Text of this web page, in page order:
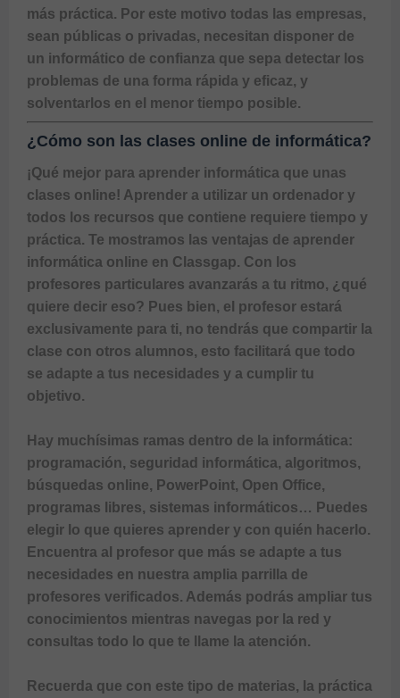
más práctica. Por este motivo todas las empresas,
sean públicas o privadas, necesitan disponer de
un informático de confianza que sepa detectar los
problemas de una forma rápida y eficaz, y
¿Cómo son las clases online de informática?
¡Qué mejor para aprender informática que unas
clases online! Aprender a utilizar un ordenador y
todos los recursos que contiene requiere tiempo y
práctica. Te mostramos las ventajas de aprender
informática online en Classgap. Con los
profesores particulares avanzarás a tu ritmo, ¿qué
quiere decir eso? Pues bien, el profesor estará
exclusivamente para ti, no tendrás que compartir la
clase con otros alumnos, esto facilitará que todo
se adapte a tus necesidades y a cumplir tu
objetivo.
Hay muchísimas ramas dentro de la informática:
programación, seguridad informática, algoritmos,
búsquedas online, PowerPoint, Open Office,
programas libres, sistemas informáticos… Puedes
elegir lo que quieres aprender y con quién hacerlo.
Encuentra al profesor que más se adapte a tus
necesidades en nuestra amplia parrilla de
profesores verificados. Además podrás ampliar tus
conocimientos mientras navegas por la red y
consultas todo lo que te llame la atención.
Recuerda que con este tipo de materias, la práctica